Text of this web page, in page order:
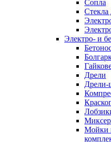
Сопла
Стекла
Электро- и
Дрели
Дрели-
Мойки